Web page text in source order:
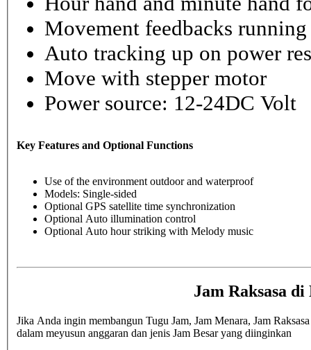
Movement feedbacks
Auto tracking up on power
Move with stepper motor
Power source: 12-24DC Volt
Key Features and Optional Functions
Use of the environment outdoor and waterproof
Models: Single-sided
Optional GPS satellite time synchronization
Optional Auto illumination control
Optional Auto hour striking with Melody music
Jam Raksasa
Jika Anda ingin membangun Tugu Jam, Jam Menara, Jam
dalam meyusun anggaran dan jenis Jam Besar yang diinginkan